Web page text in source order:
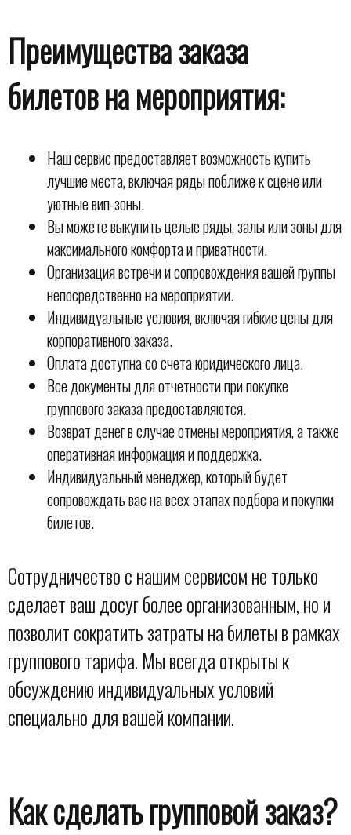
Преимущества заказа
билетов на мероприятия:
Наш сервис предоставляет возможность купить
лучшие места, включая ряды поближе к сцене или
уютные вип-зоны.
Вы можете выкупить целые ряды, залы или зоны для
максимального комфорта и приватности.
Организация встречи и сопровождения вашей группы
непосредственно на мероприятии.
Индивидуальные условия, включая гибкие цены для
корпоративного заказа.
Оплата доступна со счета юридического лица.
Все документы для отчетности при покупке
группового заказа предоставляются.
Возврат денег в случае отмены мероприятия, а также
оперативная информация и поддержка.
Индивидуальный менеджер, который будет
сопровождать вас на всех этапах подбора и покупки
билетов.
Сотрудничество с нашим сервисом не только
сделает ваш досуг более организованным, но и
позволит сократить затраты на билеты в рамках
группового тарифа. Мы всегда открыты к
обсуждению индивидуальных условий
специально для вашей компании.
Как сделать групповой заказ?